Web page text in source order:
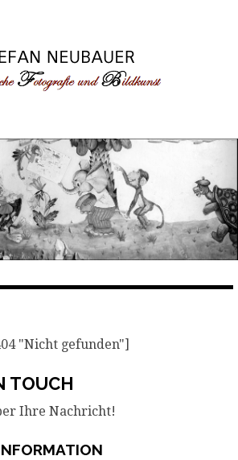
"Nicht gefunden"]
TOUCH
Ihre Nachricht!